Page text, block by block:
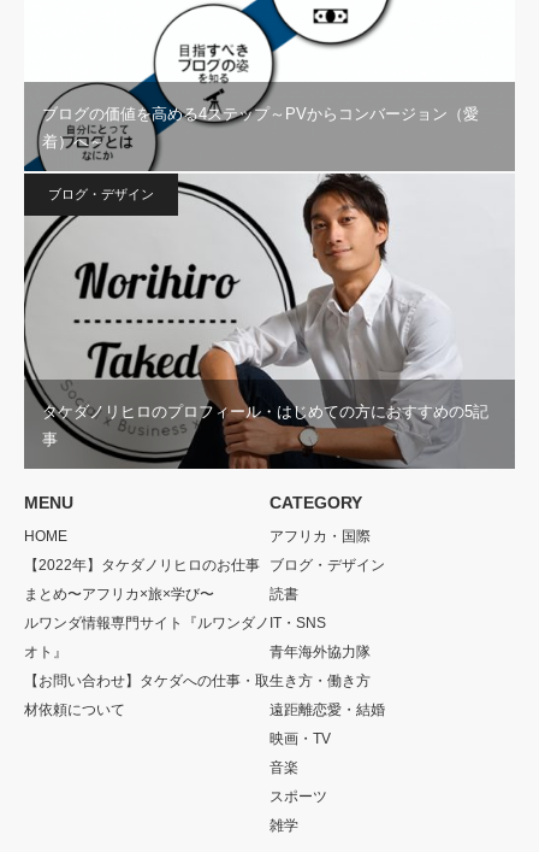
ブログの価値を高める4ステップ～PVからコンバージョン（愛
着）へ～
ブログ・デザイン
タケダノリヒロのプロフィール・はじめての方におすすめの5記
事
MENU
HOME
【2022年】タケダノリヒロのお仕事
まとめ〜アフリカ×旅×学び〜
ルワンダ情報専門サイト『ルワンダノ
オト』
【お問い合わせ】タケダへの仕事・取
材依頼について
CATEGORY
アフリカ・国際
ブログ・デザイン
読書
IT・SNS
青年海外協力隊
生き方・働き方
遠距離恋愛・結婚
映画・TV
音楽
スポーツ
雑学